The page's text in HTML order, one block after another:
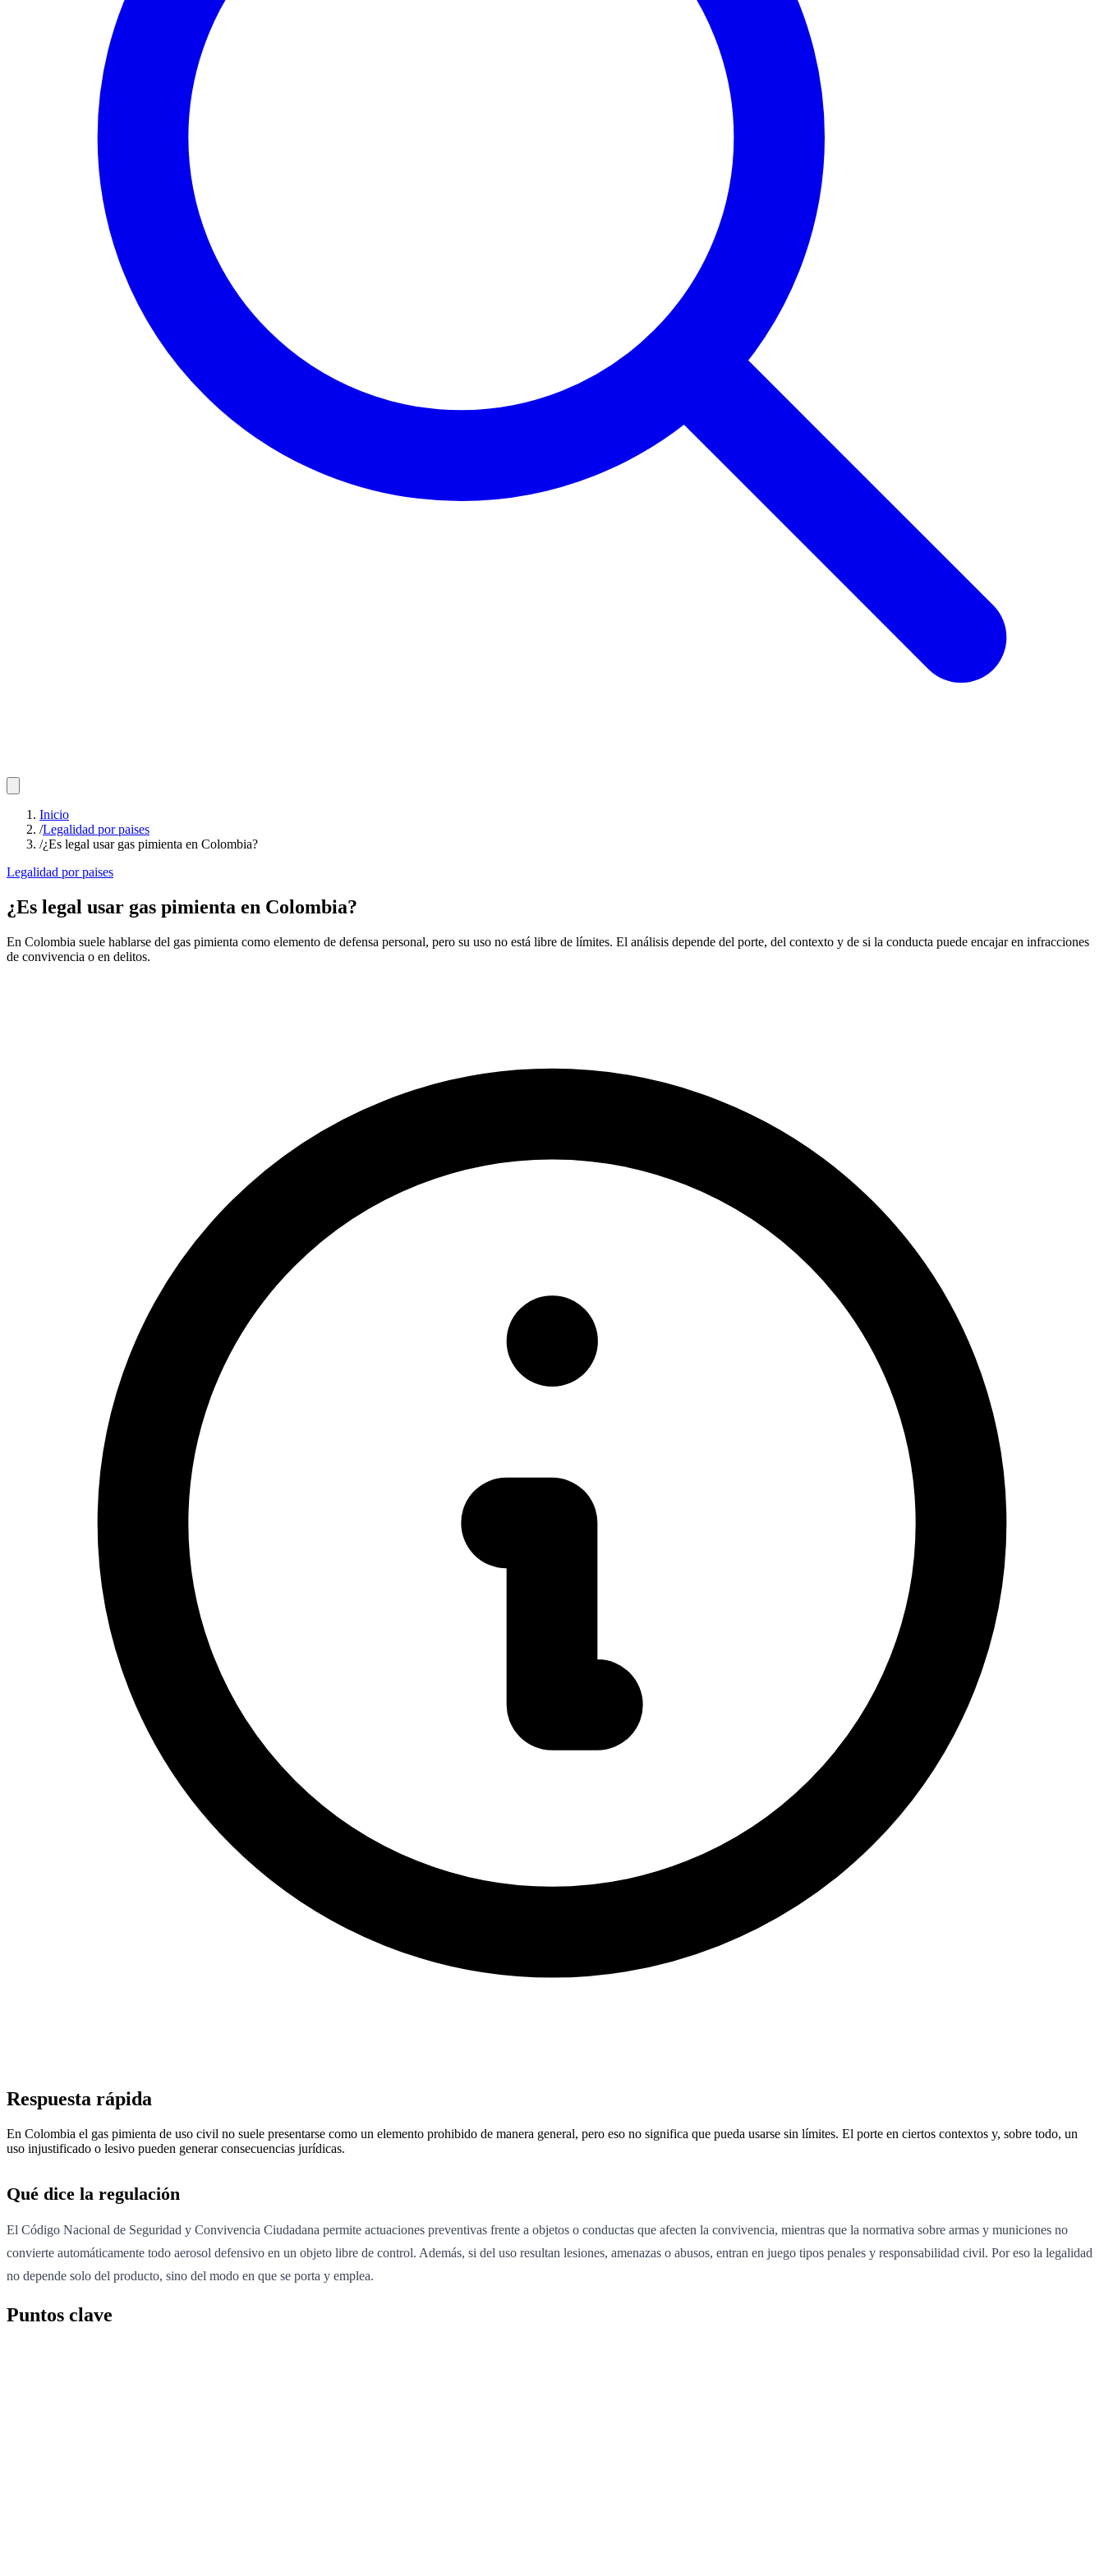
Inicio
/Legalidad por paises
/¿Es legal usar gas pimienta en Colombia?
Legalidad por paises
¿Es legal usar gas pimienta en Colombia?
En Colombia suele hablarse del gas pimienta como elemento de defensa personal, pero su uso no está libre de límites. El análisis depende del porte, del contexto y de si la conducta puede encajar en infracciones
de convivencia o en delitos.
Respuesta rápida
En Colombia el gas pimienta de uso civil no suele presentarse como un elemento prohibido de manera general, pero eso no significa que pueda usarse sin límites. El porte en ciertos contextos y, sobre todo, un
uso injustificado o lesivo pueden generar consecuencias jurídicas.
Qué dice la regulación
El Código Nacional de Seguridad y Convivencia Ciudadana permite actuaciones preventivas frente a objetos o conductas que afecten la convivencia, mientras que la normativa sobre armas y municiones no
convierte automáticamente todo aerosol defensivo en un objeto libre de control. Además, si del uso resultan lesiones, amenazas o abusos, entran en juego tipos penales y responsabilidad civil. Por eso la legalidad
no depende solo del producto, sino del modo en que se porta y emplea.
Puntos clave